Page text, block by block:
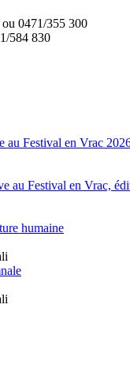
0471/355 300
584 830
au Festival en Vrac
au Festival en Vrac,
humaine